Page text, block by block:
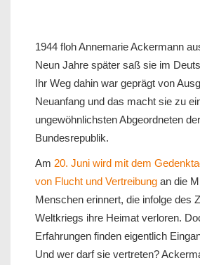
1944 floh Annemarie Ackermann
Neun Jahre später saß sie im
Ihr Weg dahin war geprägt von
Neuanfang und das macht sie zu
ungewöhnlichsten Abgeordneten
Bundesrepublik.
Am 20. Juni wird mit dem
von Flucht und Vertreibung an die
Menschen erinnert, die infolge des
Weltkriegs ihre Heimat verloren.
Erfahrungen finden eigentlich
Und wer darf sie vertreten?